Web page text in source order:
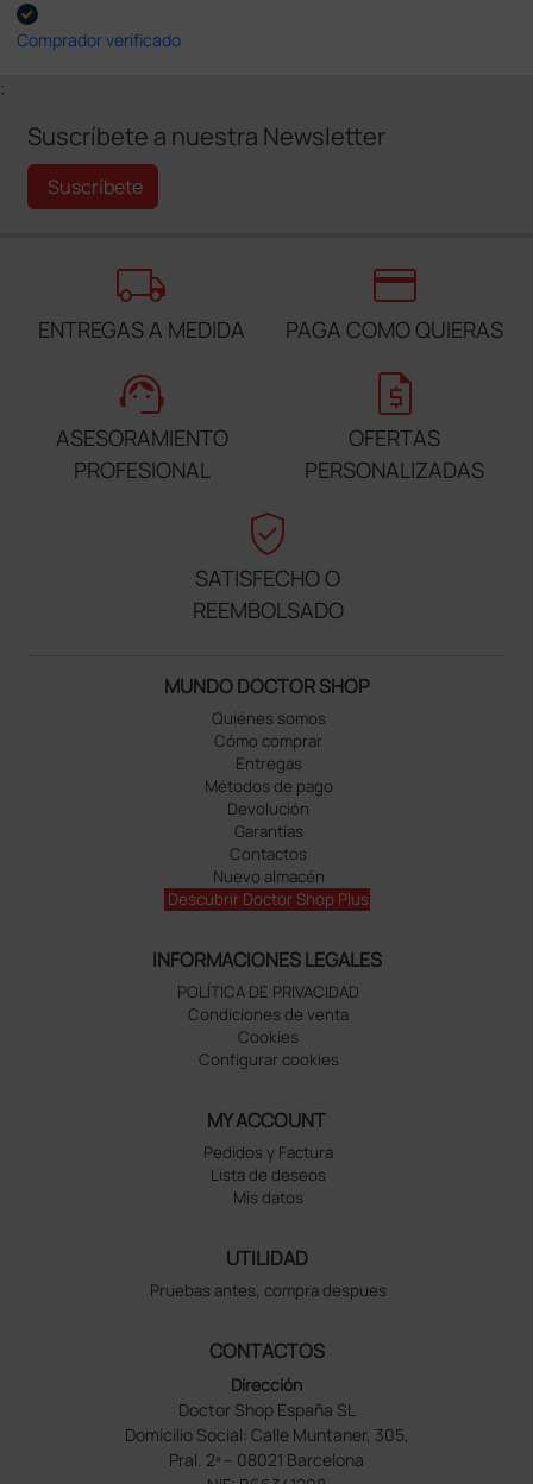
Comprador verificado
;
Suscríbete a nuestra Newsletter
Suscríbete
local_shipping
ENTREGAS A MEDIDA
credit_card
PAGA COMO QUIERAS
support_agent
ASESORAMIENTO
PROFESIONAL
request_quote
OFERTAS
PERSONALIZADAS
verified_user
SATISFECHO O
REEMBOLSADO
MUNDO DOCTOR SHOP
Quiénes somos
Cómo comprar
Entregas
Métodos de pago
Devolución
Garantías
Contactos
Nuevo almacén
Descubrir Doctor Shop Plus
INFORMACIONES LEGALES
POLÍTICA DE PRIVACIDAD
Condiciones de venta
Cookies
Configurar cookies
MY ACCOUNT
Pedidos y Factura
Lista de deseos
Mis datos
UTILIDAD
Pruebas antes, compra despues
CONTACTOS
Dirección
Doctor Shop España SL
Domicilio Social: Calle Muntaner, 305,
Pral. 2ª – 08021 Barcelona